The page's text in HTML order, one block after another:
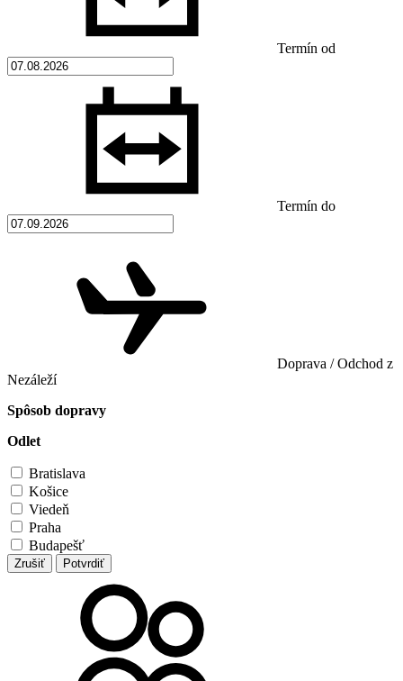
Termín od
Termín do
Doprava / Odchod z
Nezáleží
Spôsob dopravy
Odlet
Bratislava
Košice
Viedeň
Praha
Budapešť
Zrušiť Potvrdiť